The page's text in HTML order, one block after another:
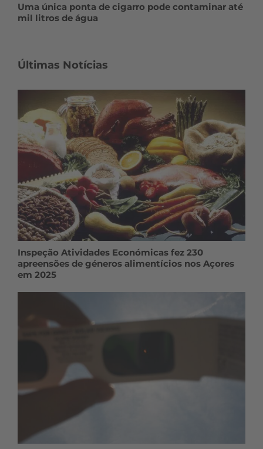
Uma única ponta de cigarro pode contaminar até
mil litros de água
Últimas Notícias
Inspeção Atividades Económicas fez 230
apreensões de géneros alimentícios nos Açores
em 2025